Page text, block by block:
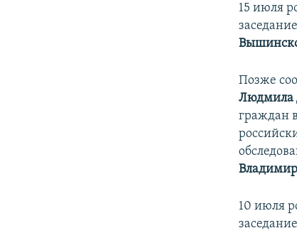
15 июля
Позже
Людмила
граждан
10 июля